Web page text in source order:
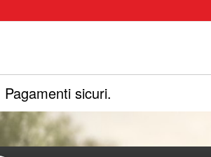
Pagamenti sicuri.